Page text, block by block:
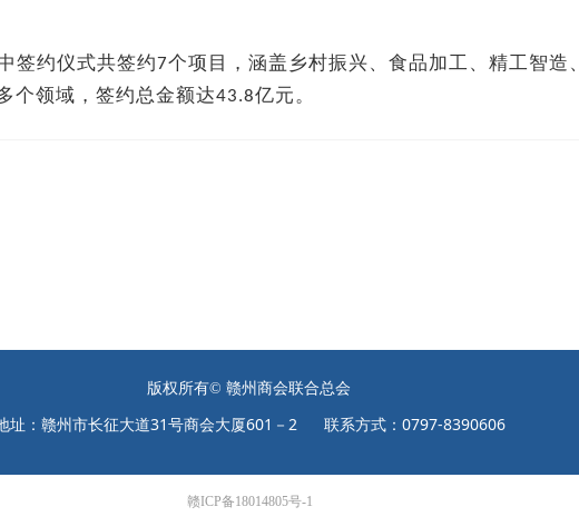
签约仪式共签约7个项目，涵盖乡村振兴、食品加工、精工智造、
个领域，签约总金额达43.8亿元。
址：赣州市长征大道31号商会大厦601－2 联系方式：0797-8390606
版权所有© 赣州商会联合总会
赣ICP备18014805号-1